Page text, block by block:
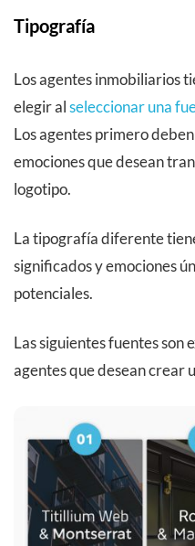
Tipografía
Los agentes inmobiliarios
elegir alseleccionar una
Los agentes primero
emociones que desean
logotipo.
La tipografía diferente
significados y emociones
potenciales.
Las siguientes fuentes son
agentes que desean crear